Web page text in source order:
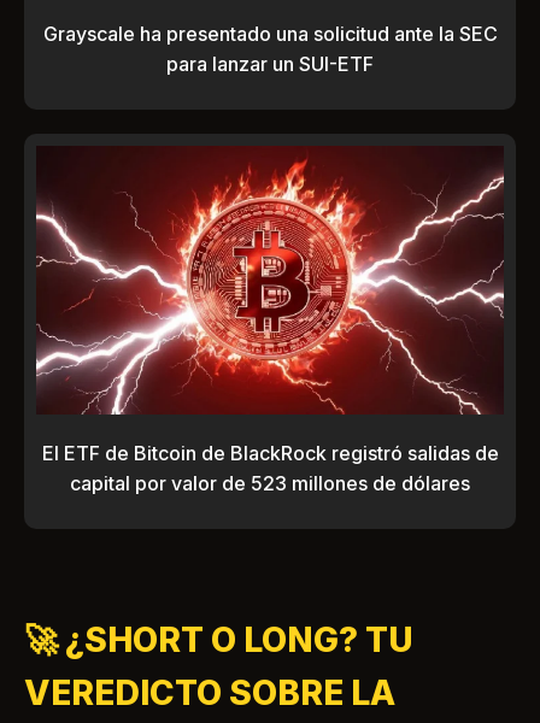
Grayscale ha presentado una solicitud ante la SEC
para lanzar un SUI-ETF
El ETF de Bitcoin de BlackRock registró salidas de
capital por valor de 523 millones de dólares
🚀 ¿SHORT O LONG? TU
VEREDICTO SOBRE LA